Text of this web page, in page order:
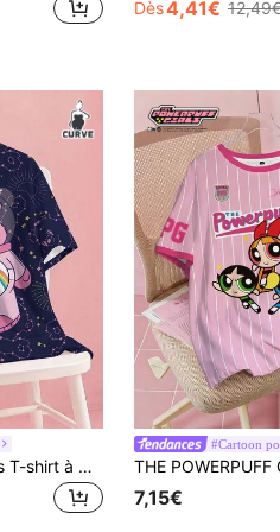
Dès4,41€
SHEIN X Care Bears T-shirt à manches courtes avec imprimé ours de dessin animé pour femmes grandes tailles
#Cartoon
7,15€